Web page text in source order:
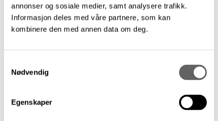
annonser og sosiale medier, samt analysere trafikk.
Informasjon deles med våre partnere, som kan
kombinere den med annen data om deg.
Nødvendig
Egenskaper
privata sammanhang, framstår en negativ
recension som någonting olojalt, ett
angrepp mot en, för finlandssvenskheten,
Ur detta perspektiv är kritikens uppgift att
eftertanke. I stor utsträckning är det också